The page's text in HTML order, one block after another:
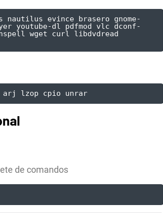
evince brasero gnome-
youtube-dl pdfmod vlc dconf-
wget curl libdvdread
arj lzop cpio unrar
de comandos